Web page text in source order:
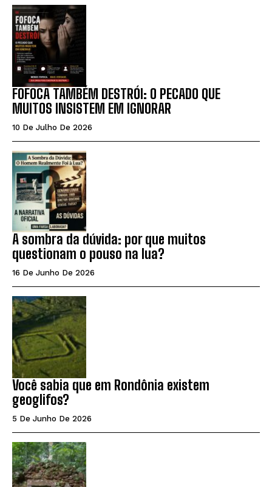
FOFOCA TAMBÉM DESTRÓI: O PECADO QUE
MUITOS INSISTEM EM IGNORAR
10 De Julho De 2026
A sombra da dúvida: por que muitos
questionam o pouso na lua?
16 De Junho De 2026
Você sabia que em Rondônia existem
geoglifos?
5 De Junho De 2026